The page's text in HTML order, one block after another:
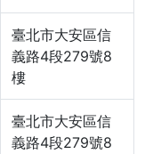
臺北市大安區信
義路4段279號8
樓
臺北市大安區信
義路4段279號8